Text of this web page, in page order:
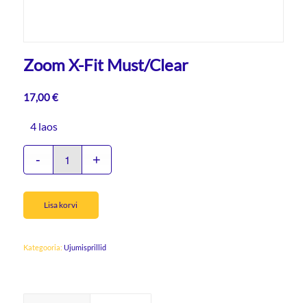
Zoom X-Fit Must/Clear
17,00€
4 laos
Lisa korvi
Kategooria: Ujumisprillid